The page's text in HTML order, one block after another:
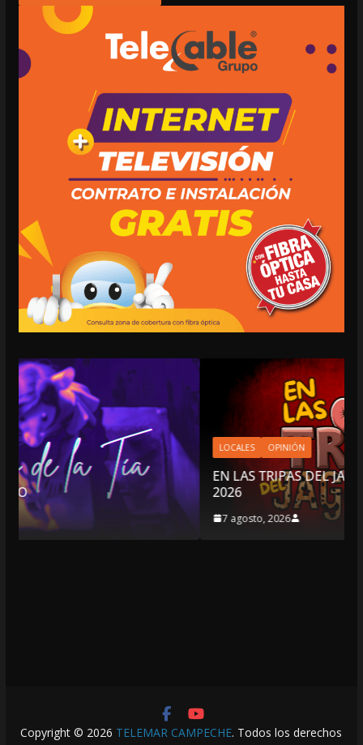
LOCALES OPINIÓN
EN LAS TRIPAS DEL JAGUAR: 07 DE AGOSTO DE
2026
Copyright © 2026 TELEMAR CAMPECHE. Todos los derechos